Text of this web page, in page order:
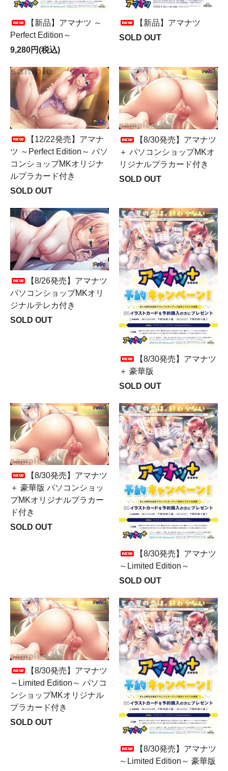
【新品】アマナツ ～
Perfect Edition～
9,280円(税込)
【新品】アマナツ
SOLD OUT
【12/22発売】アマナ
ツ ～Perfect Edition～ パソ
コンショップMKオリジナ
ルプラカード付き
SOLD OUT
【8/30発売】アマナツ
＋ パソコンショップMKオ
リジナルプラカード付き
SOLD OUT
【8/26発売】アマナツ
パソコンショップMKオリ
ジナルテレカ付き
SOLD OUT
【8/30発売】アマナツ
＋ 豪華版
SOLD OUT
【8/30発売】アマナツ
＋ 豪華版 パソコンショッ
プMKオリジナルプラカー
ド付き
SOLD OUT
【8/30発売】アマナツ
～Limited Edition～
SOLD OUT
【8/30発売】アマナツ
～Limited Edition～ パソコ
ンショップMKオリジナル
プラカード付き
SOLD OUT
【8/30発売】アマナツ
～Limited Edition～ 豪華版